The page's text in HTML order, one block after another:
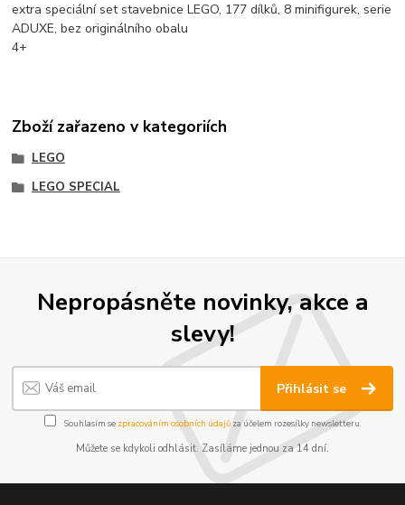
extra speciální set stavebnice LEGO, 177 dílků, 8 minifigurek, serie
ADUXE, bez originálního obalu
4+
Zboží zařazeno v kategoriích
LEGO
LEGO SPECIAL
Nepropásněte novinky, akce a
slevy!
Přihlásit se
Souhlasím se zpracováním osobních údajůza účelem rozesílky newsletteru.
Můžete se kdykoli odhlásit. Zasíláme jednou za 14 dní.